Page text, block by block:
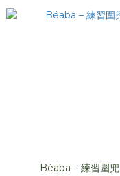
Béaba – 練習圍兜